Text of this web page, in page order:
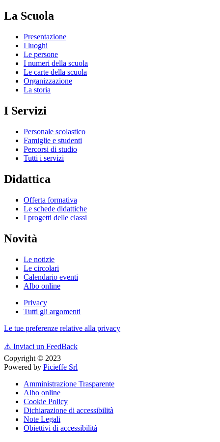
La Scuola
Presentazione
I luoghi
Le persone
I numeri della scuola
Le carte della scuola
Organizzazione
La storia
I Servizi
Personale scolastico
Famiglie e studenti
Percorsi di studio
Tutti i servizi
Didattica
Offerta formativa
Le schede didattiche
I progetti delle classi
Novità
Le notizie
Le circolari
Calendario eventi
Albo online
Privacy
Tutti gli argomenti
Le tue preferenze relative alla privacy
⚠️ Inviaci un FeedBack
Copyright © 2023
Powered by Picieffe Srl
Amministrazione Trasparente
Albo online
Cookie Policy
Dichiarazione di accessibilità
Note Legali
Obiettivi di accessibilità